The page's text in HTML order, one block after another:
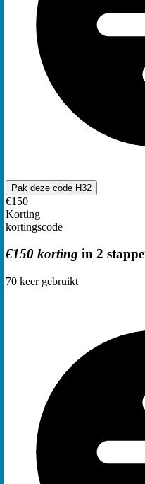
Pak deze code H32
€150
Korting
kortingscode
€150 korting in 2
70 keer gebruikt